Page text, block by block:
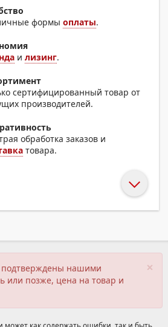
формыоплаты.
илизинг.
сертифицированный товар от
производителей.
обработка заказов и
товара.
×
подтверждены нашими
или позже, цена на товар и